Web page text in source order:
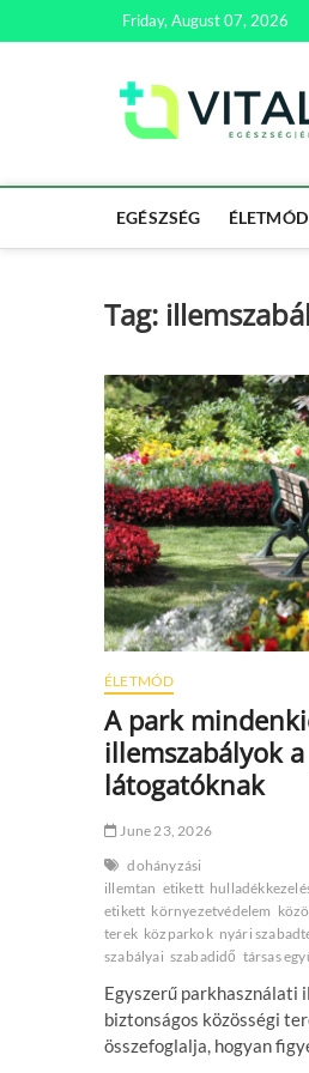
to
Friday, August 07, 2026
EGÉSZSÉG ÉLETMÓD
Tag:
ÉLETMÓD
A park
illemszabályok
látogatóknak
June 23, 2026
dohányzási
illemtan etikett
etikett környezetvédelem
terek közparkok nyári
szabályai szabadidő társas
Egyszerű parkhasználati
biztonságos közösségi
összefoglalja, hogyan